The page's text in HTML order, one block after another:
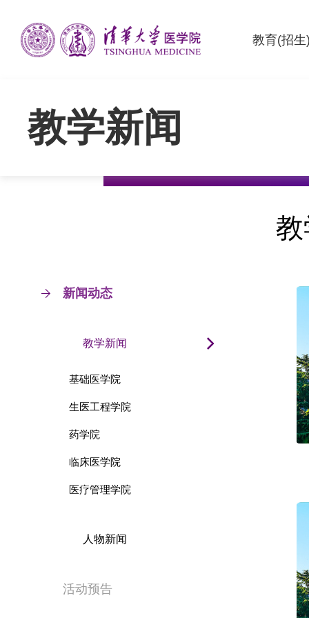
教育(招生
教学新闻
新闻动态
教学新闻
基础医学院
生医工程学院
药学院
临床医学院
医疗管理学院
人物新闻
活动预告